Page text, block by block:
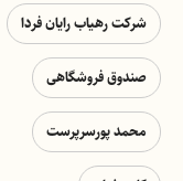
شرکت رهیاب رایان فردا
صندوق فروشگاهی
محمد پورسرپرست